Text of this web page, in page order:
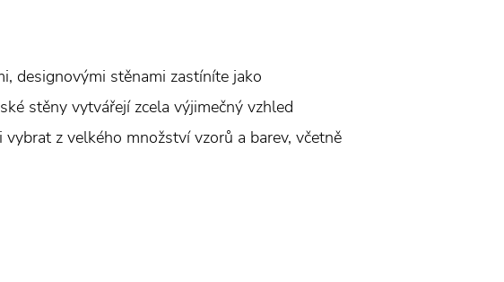
designovými stěnami zastíníte jako
stěny vytvářejí zcela výjimečný vzhled
z velkého množství vzorů a barev, včetně